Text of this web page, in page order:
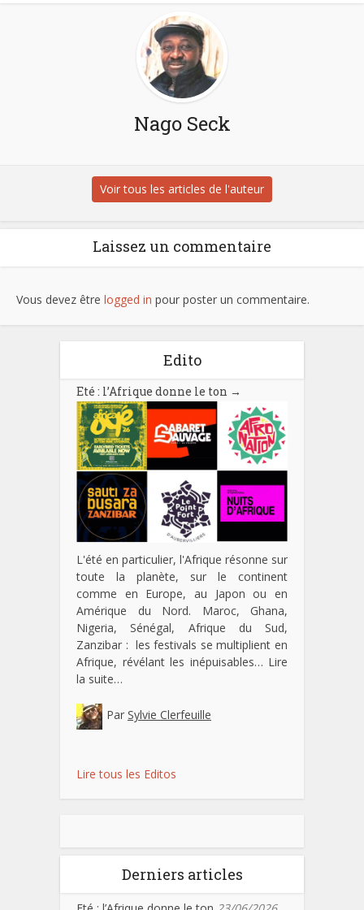
Nago Seck
Voir tous les articles de l'auteur
Laissez un commentaire
Vous devez être logged in pour poster un commentaire.
Edito
Eté : l’Afrique donne le ton →
L'été en particulier, l'Afrique résonne sur
toute la planète, sur le continent
comme en Europe, au Japon ou en
Amérique du Nord. Maroc, Ghana,
Nigeria, Sénégal, Afrique du Sud,
Zanzibar : les festivals se multiplient en
Afrique, révélant les inépuisables… Lire
la suite…
Par Sylvie Clerfeuille
Lire tous les Editos
Derniers articles